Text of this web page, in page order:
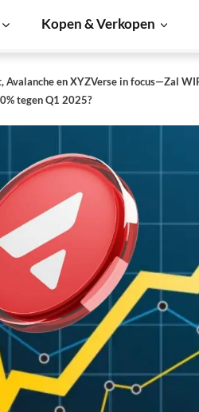
Kopen & Verkopen
Avalanche en XYZVerse in focus—Zal
tegen Q1 2025?